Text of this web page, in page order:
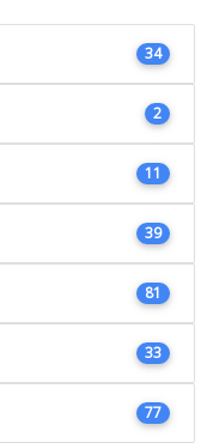
34
2
11
39
81
33
77